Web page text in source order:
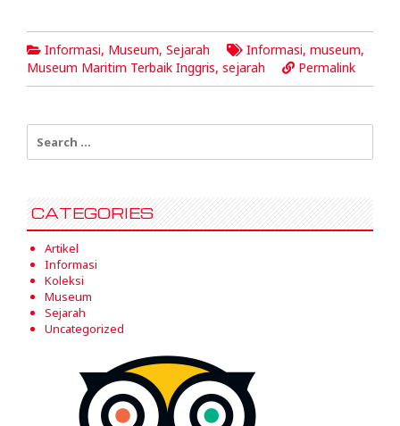
Informasi, Museum, Sejarah Informasi, museum,
Museum Maritim Terbaik Inggris, sejarah Permalink
Search
for:
CATEGORIES
Artikel
Informasi
Koleksi
Museum
Sejarah
Uncategorized